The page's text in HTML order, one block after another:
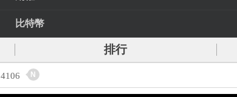
比特幣
排行
4106 N